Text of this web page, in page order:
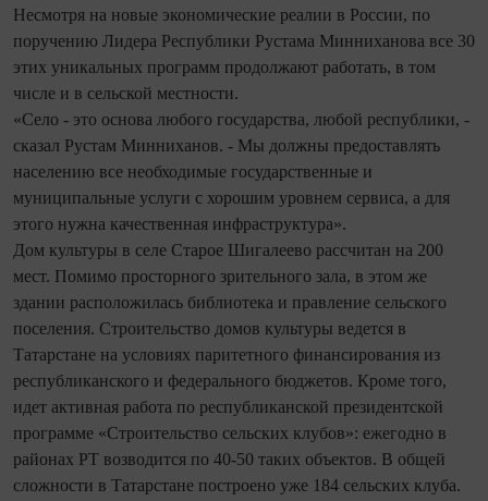
Несмотря на новые экономические реалии в России, по
поручению Лидера Республики Рустама Минниханова все 30
этих уникальных программ продолжают работать, в том
числе и в сельской местности.
«Село - это основа любого государства, любой республики, -
сказал Рустам Минниханов. - Мы должны предоставлять
населению все необходимые государственные и
муниципальные услуги с хорошим уровнем сервиса, а для
этого нужна качественная инфраструктура».
Дом культуры в селе Старое Шигалеево рассчитан на 200
мест. Помимо просторного зрительного зала, в этом же
здании расположилась библиотека и правление сельского
поселения. Строительство домов культуры ведется в
Татарстане на условиях паритетного финансирования из
республиканского и федерального бюджетов. Кроме того,
идет активная работа по республиканской президентской
программе «Строительство сельских клубов»: ежегодно в
районах РТ возводится по 40-50 таких объектов. В общей
сложности в Татарстане построено уже 184 сельских клуба.